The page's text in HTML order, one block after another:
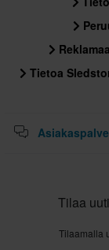
Tietoa
Tilaa
Tilaamalla